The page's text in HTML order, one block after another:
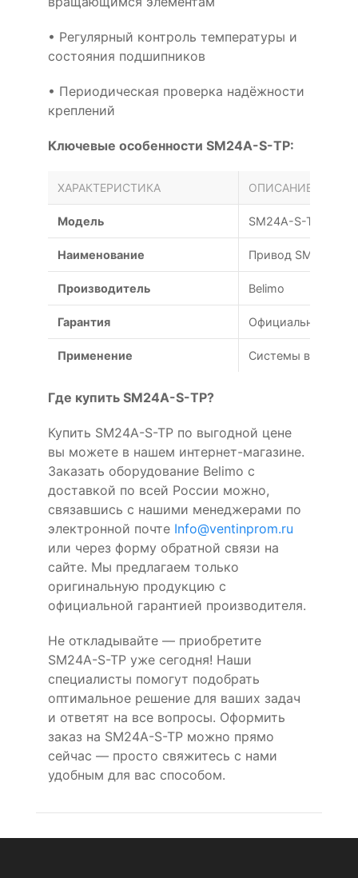
• Регулярный контроль температуры и
состояния подшипников
• Периодическая проверка надёжности
креплений
Ключевые особенности SM24A-S-TP:
ХАРАКТЕРИСТИКА ОПИСАНИЕ
Модель SM24A-S-TP
Наименование Привод SM24A-S-
Производитель Belimo
Гарантия Официальная
Применение Системы
Где купить SM24A-S-TP?
Купить SM24A-S-TP по выгодной цене
вы можете в нашем интернет-магазине.
Заказать оборудование Belimo с
доставкой по всей России можно,
связавшись с нашими менеджерами по
электронной почте Info@ventinprom.ru
или через форму обратной связи на
сайте. Мы предлагаем только
оригинальную продукцию с
официальной гарантией производителя.
Не откладывайте — приобретите
SM24A-S-TP уже сегодня! Наши
специалисты помогут подобрать
оптимальное решение для ваших задач
и ответят на все вопросы. Оформить
заказ на SM24A-S-TP можно прямо
сейчас — просто свяжитесь с нами
удобным для вас способом.